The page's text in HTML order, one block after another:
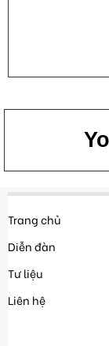
Trang chủ
Diễn đàn
Tư liệu
Liên hệ